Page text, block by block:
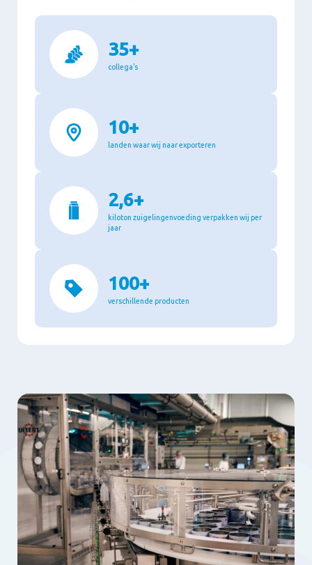
35+
collega’s
10+
landen waar wij naar exporteren
2,6+
kiloton zuigelingenvoeding verpakken wij per
jaar
100+
verschillende producten